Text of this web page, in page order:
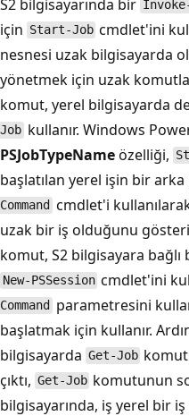
S2 bilgisayarında bir Invoke-
için Start-Job cmdlet'ini
nesnesi uzak bilgisayarda
yönetmek için uzak
komut, yerel bilgisayarda
Job kullanır. Windows
PSJobTypeNameözelliği,
başlatılan yerel işin bir
Command cmdlet'i
uzak bir iş olduğunu
komut, S2 bilgisayara
New-PSSession cmdlet'ini
Command
parametresini
başlatmak için kullanır.
bilgisayarda Get-Job
çıktı, Get-Job komutunun
bilgisayarında, iş yerel bir